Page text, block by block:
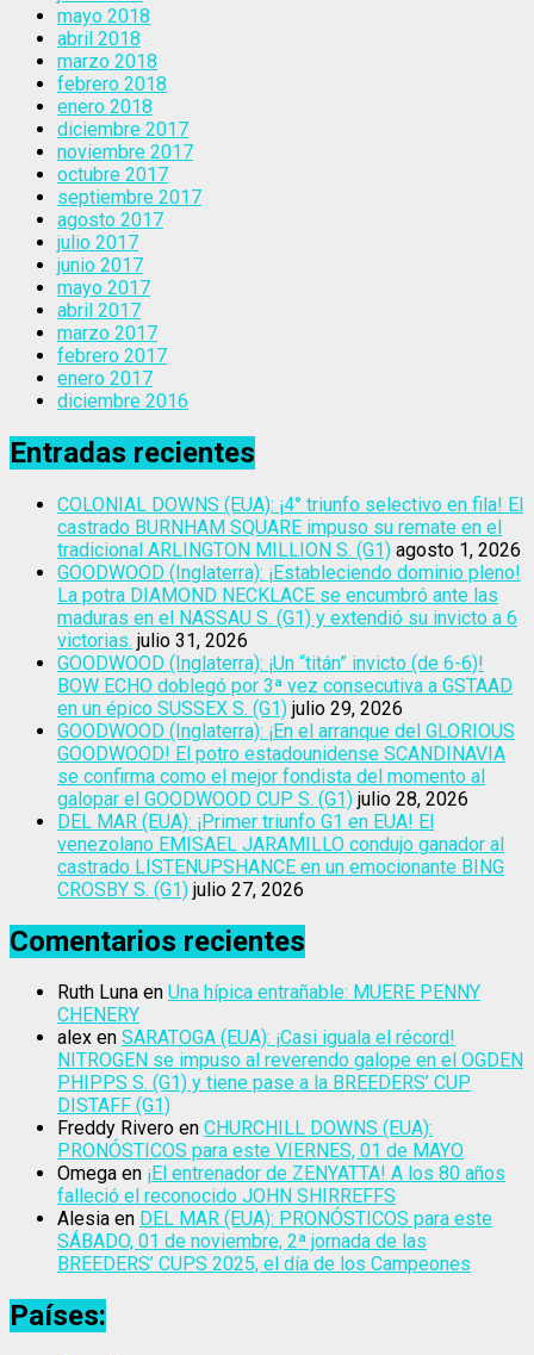
mayo 2018
abril 2018
marzo 2018
febrero 2018
enero 2018
diciembre 2017
noviembre 2017
octubre 2017
septiembre 2017
agosto 2017
julio 2017
junio 2017
mayo 2017
abril 2017
marzo 2017
febrero 2017
enero 2017
diciembre 2016
Entradas recientes
COLONIAL DOWNS (EUA): ¡4° triunfo selectivo en fila! El
castrado BURNHAM SQUARE impuso su remate en el
tradicional ARLINGTON MILLION S. (G1) agosto 1, 2026
GOODWOOD (Inglaterra): ¡Estableciendo dominio pleno!
La potra DIAMOND NECKLACE se encumbró ante las
maduras en el NASSAU S. (G1) y extendió su invicto a 6
victorias. julio 31, 2026
GOODWOOD (Inglaterra): ¡Un “titán” invicto (de 6-6)!
BOW ECHO doblegó por 3ª vez consecutiva a GSTAAD
en un épico SUSSEX S. (G1) julio 29, 2026
GOODWOOD (Inglaterra): ¡En el arranque del GLORIOUS
GOODWOOD! El potro estadounidense SCANDINAVIA
se confirma como el mejor fondista del momento al
galopar el GOODWOOD CUP S. (G1) julio 28, 2026
DEL MAR (EUA): ¡Primer triunfo G1 en EUA! El
venezolano EMISAEL JARAMILLO condujo ganador al
castrado LISTENUPSHANCE en un emocionante BING
CROSBY S. (G1) julio 27, 2026
Comentarios recientes
Ruth Luna en Una hípica entrañable: MUERE PENNY
CHENERY
alex en SARATOGA (EUA): ¡Casi iguala el récord!
NITROGEN se impuso al reverendo galope en el OGDEN
PHIPPS S. (G1) y tiene pase a la BREEDERS’ CUP
DISTAFF (G1)
Freddy Rivero en CHURCHILL DOWNS (EUA):
PRONÓSTICOS para este VIERNES, 01 de MAYO
Omega en ¡El entrenador de ZENYATTA! A los 80 años
falleció el reconocido JOHN SHIRREFFS
Alesia en DEL MAR (EUA): PRONÓSTICOS para este
SÁBADO, 01 de noviembre, 2ª jornada de las
BREEDERS’ CUPS 2025, el día de los Campeones
Países: